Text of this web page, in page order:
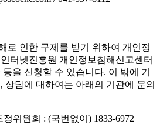
로 인한 구제를 받기 위하여 개인정
터넷진흥원 개인정보침해신고센터
을 신청할 수 있습니다. 이 밖에 기
상담에 대하여는 아래의 기관에 문의
위원회 : (국번없이) 1833-6972